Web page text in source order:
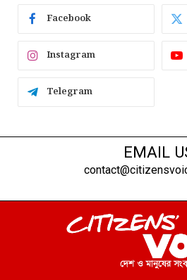
Facebook
Instagram
Telegram
EMAIL